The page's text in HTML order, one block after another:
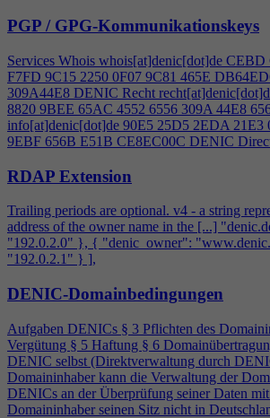
PGP / GPG-Kommunikationskeys
Services Whois whois[at]denic[dot]de CEBD
F7FD 9C15 2250 0F07 9C81 465E
309A44E8 DENIC Recht
8820 9BEE 65AC 4552 6556 309A 44E8
info[at]denic[dot]de 90E5 25D5 2EDA 21E3
9EBF 656B E51B CE8EC00C DENIC
RDAP Extension
Trailing periods are optional. v4 - a string
address of the owner name in the [...]
"192.0.2.0" }, { "denic_owner":
"192.0.2.1" } ],
DENIC-Domainbedingungen
Aufgaben DENICs § 3 Pflichten des
Vergütung § 5 Haftung § 6
DENIC selbst (Direktverwaltung durch
Domaininhaber kann die Verwaltung der
DENICs an der Überprüfung seiner Daten
Domaininhaber seinen Sitz nicht in